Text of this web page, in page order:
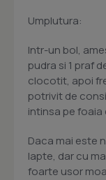
Umplutura:
Intr-un bol,
pudra si 1 praf
clocotit, apoi
potrivit de
intinsa pe foaia
Daca mai este
lapte, dar cu
foarte usor